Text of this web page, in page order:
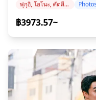
แม้แต่ในเมืองบนภูเขา เช่
สถานที่ไม่สามารถพูดภาษา
หรือไม่ โปรดจองได้ตามสบ
ตารางการเดินทางของคุ
และระบุจุดถ่ายภาพที่เหม
ต้องการให้เราทราบ!) สามารถจองเซสชั่นถ่ายภาพได้ทุกที่ในฟุ
กุอิ/โอโนะ/คัตสึยามะ ล่วง
ที่พูดภาษาอังกฤษ/ญี่ปุ่นได้ ไฟล์ภาพต้นฉบับกว่า 100 ไฟล์จะถูก
ส่งมอบภายในหนึ่งสัปดา
ภาพเพื่อส่งมอบใหม่อีกครั้ง
บรรยากาศที่เฉพาะเจาะ
อารมณ์และสีได้ ให้เราบันทึกช่วงเวลาพิเศษของคุณในฟุกุอิ โอ
ฟุกุอิ, โอโนะ, คัตสึยามะ
฿3973.57~